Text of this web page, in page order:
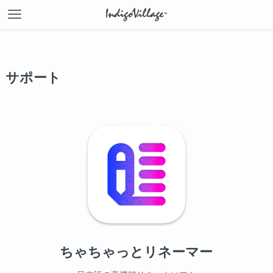
サポート
ちゃちゃっとリネーマー